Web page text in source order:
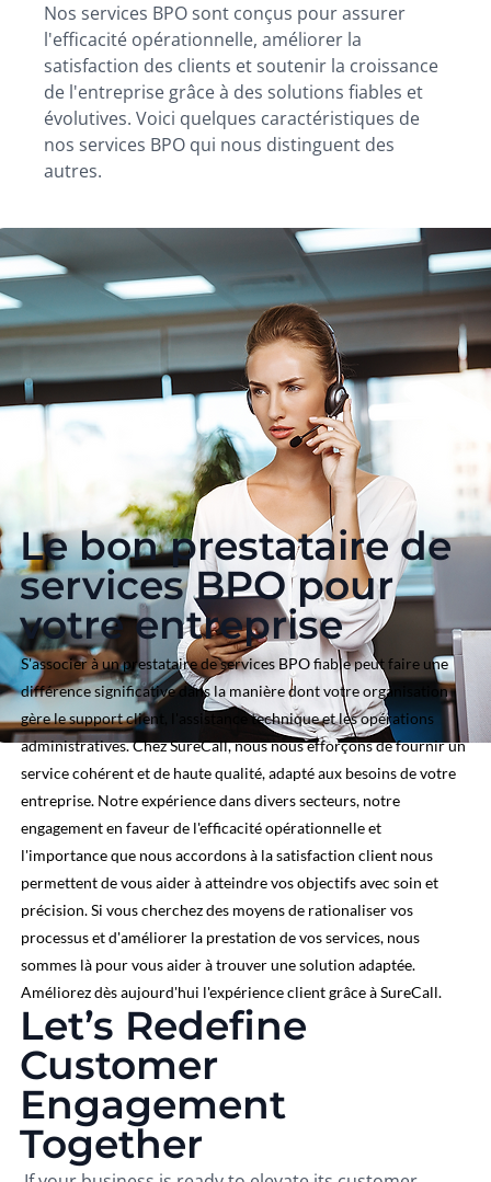
Nos services BPO sont conçus pour assurer
l'efficacité opérationnelle, améliorer la
satisfaction des clients et soutenir la croissance
de l'entreprise grâce à des solutions fiables et
évolutives. Voici quelques caractéristiques de
nos services BPO qui nous distinguent des
autres.
Le bon prestataire de
services BPO pour
votre entreprise
S'associer à un prestataire de services BPO fiable peut faire une
différence significative dans la manière dont votre organisation
gère le support client, l'assistance technique et les opérations
administratives. Chez SureCall, nous nous efforçons de fournir un
service cohérent et de haute qualité, adapté aux besoins de votre
entreprise. Notre expérience dans divers secteurs, notre
engagement en faveur de l'efficacité opérationnelle et
l'importance que nous accordons à la satisfaction client nous
permettent de vous aider à atteindre vos objectifs avec soin et
précision. Si vous cherchez des moyens de rationaliser vos
processus et d'améliorer la prestation de vos services, nous
sommes là pour vous aider à trouver une solution adaptée.
Améliorez dès aujourd'hui l'expérience client grâce à SureCall.
Let’s Redefine
Customer
Engagement
Together